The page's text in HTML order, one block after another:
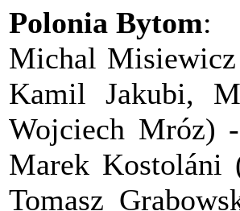
Polonia Bytom:
Michal
Kamil Jakubi,
Wojciech Mróz)
Marek Kostoláni
Tomasz